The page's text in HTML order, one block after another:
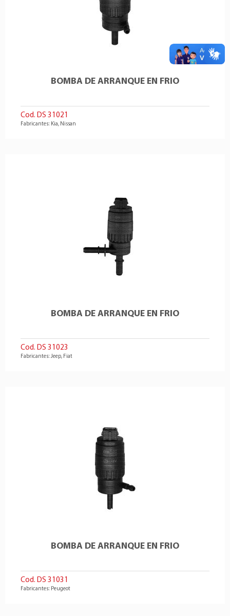
BOMBA DE ARRANQUE EN FRIO
Cod. DS 31021
Fabricantes: Kia, Nissan
BOMBA DE ARRANQUE EN FRIO
Cod. DS 31023
Fabricantes: Jeep, Fiat
BOMBA DE ARRANQUE EN FRIO
Cod. DS 31031
Fabricantes: Peugeot